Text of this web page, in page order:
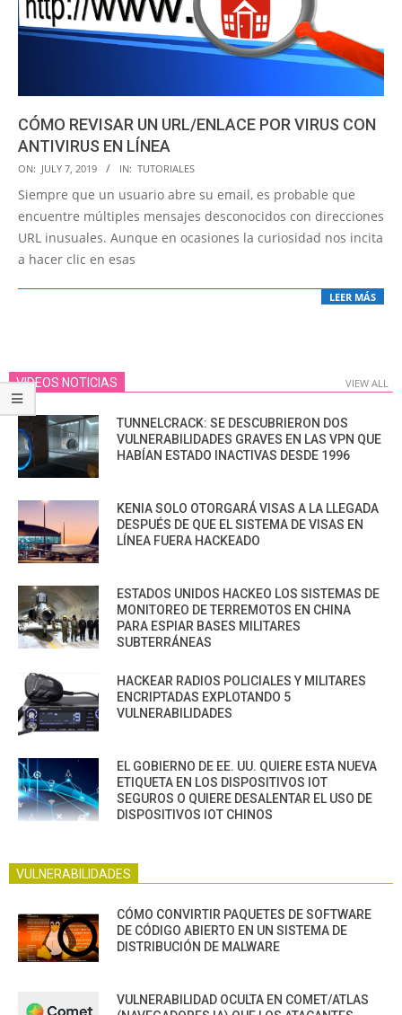
CÓMO REVISAR UN URL/ENLACE POR VIRUS CON
ANTIVIRUS EN LÍNEA
2019-
07-
07
ON: JULY 7, 2019 IN: TUTORIALES
Siempre que un usuario abre su email, es probable que
encuentre múltiples mensajes desconocidos con direcciones
URL inusuales. Aunque en ocasiones la curiosidad nos incita
a hacer clic en esas
LEER MÁS
VIDEOS NOTICIAS VIEW ALL
TUNNELCRACK: SE DESCUBRIERON DOS
VULNERABILIDADES GRAVES EN LAS VPN QUE
HABÍAN ESTADO INACTIVAS DESDE 1996
KENIA SOLO OTORGARÁ VISAS A LA LLEGADA
DESPUÉS DE QUE EL SISTEMA DE VISAS EN
LÍNEA FUERA HACKEADO
ESTADOS UNIDOS HACKEO LOS SISTEMAS DE
MONITOREO DE TERREMOTOS EN CHINA
PARA ESPIAR BASES MILITARES
SUBTERRÁNEAS
HACKEAR RADIOS POLICIALES Y MILITARES
ENCRIPTADAS EXPLOTANDO 5
VULNERABILIDADES
EL GOBIERNO DE EE. UU. QUIERE ESTA NUEVA
ETIQUETA EN LOS DISPOSITIVOS IOT
SEGUROS O QUIERE DESALENTAR EL USO DE
DISPOSITIVOS IOT CHINOS
VULNERABILIDADES
CÓMO CONVIRTIR PAQUETES DE SOFTWARE
DE CÓDIGO ABIERTO EN UN SISTEMA DE
DISTRIBUCIÓN DE MALWARE
VULNERABILIDAD OCULTA EN COMET/ATLAS